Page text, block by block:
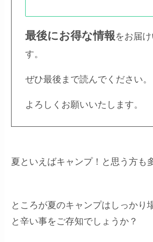
最後にお得な情報をお届
す。
ぜひ最後まで読んでください。
よろしくお願いいたします。
夏といえばキャンプ！と思う方も
ところが夏のキャンプはしっかり
と辛い事をご存知でしょうか？